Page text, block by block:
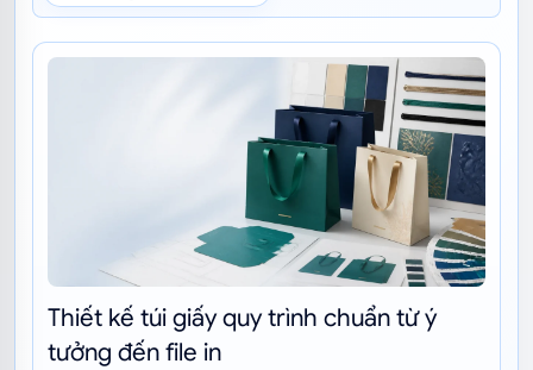
Thiết kế túi giấy quy trình chuẩn từ ý
tưởng đến file in